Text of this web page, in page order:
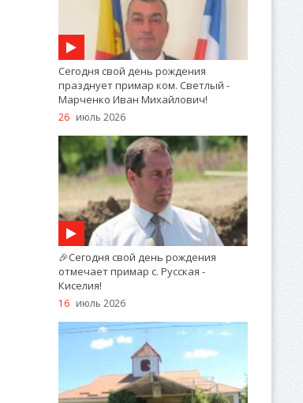
Сегодня свой день рождения
празднует примар ком. Светлый -
Марченко Иван Михайлович!
26 июль 2026
🎉Сегодня свой день рождения
отмечает примар с. Русская -
Киселия!
16 июль 2026